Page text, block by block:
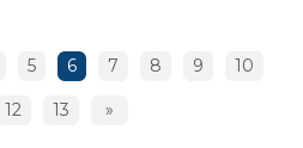
5 6 7 8 9 10
12 13 »